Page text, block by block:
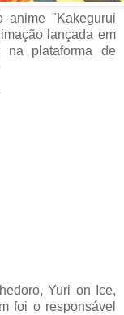
anime "Kakegurui
lançada em
na plataforma de
Yuri on Ice,
foi o responsável